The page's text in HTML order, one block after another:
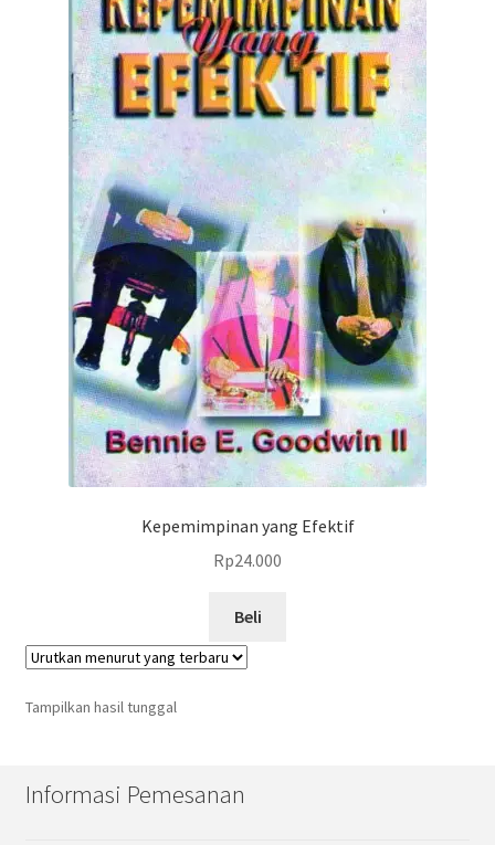
Kepemimpinan yang Efektif
Rp24.000
Beli
Tampilkan hasil tunggal
Informasi Pemesanan